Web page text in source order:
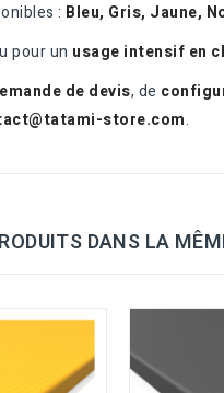
: Bleu, Gris, Jaune,
pour un usage intensif en
de devis, de
store.com.
DANS LA